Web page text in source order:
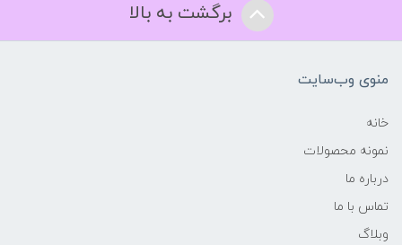
برگشت به بالا
منوی وب‌سایت
خانه
نمونه محصولات
درباره ما
تماس با ما
وبلاگ